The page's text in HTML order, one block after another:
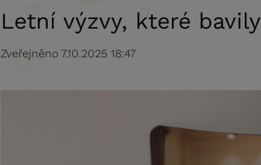
Letní výzvy, které bavily
Zveřejněno 7.10.2025 18:47